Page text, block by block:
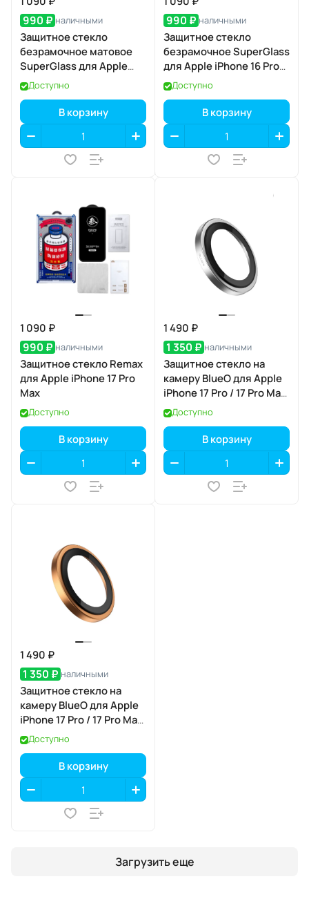
990 ₽ наличными
Защитное стекло
безрамочное матовое
SuperGlass для Apple
iPhone 17 Pro
Доступно
В корзину
990 ₽ наличными
Защитное стекло
безрамочное SuperGlass
для Apple iPhone 16 Pro
Max / 17 Pro Max
Доступно
В корзину
1 090 ₽
990 ₽ наличными
Защитное стекло Remax
для Apple iPhone 17 Pro
Max
Доступно
В корзину
1 490 ₽
1 350 ₽ наличными
Защитное стекло на
камеру BlueO для Apple
iPhone 17 Pro / 17 Pro Max,
Aluminium, 3 шт., Grey
(серый), с
аппликатором
Доступно
В корзину
1 490 ₽
1 350 ₽ наличными
Защитное стекло на
камеру BlueO для Apple
iPhone 17 Pro / 17 Pro Max,
Aluminium, 3 шт., Orange
(оранжевый), с
аппликатором
Доступно
В корзину
Загрузить еще